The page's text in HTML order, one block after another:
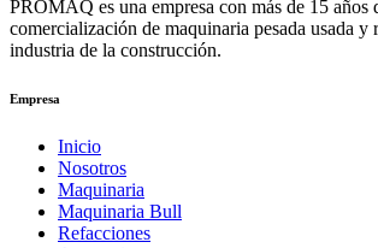
PROMAQ es una empresa con más de 15 años
comercialización de maquinaria pesada usada y
industria de la construcción.
Empresa
Inicio
Nosotros
Maquinaria
Maquinaria Bull
Refacciones